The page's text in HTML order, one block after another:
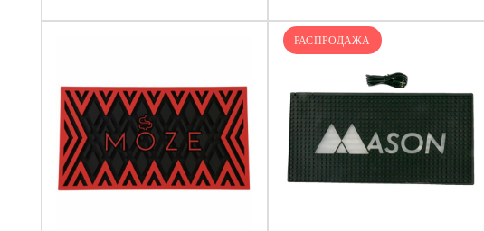
РАСПРОДАЖА